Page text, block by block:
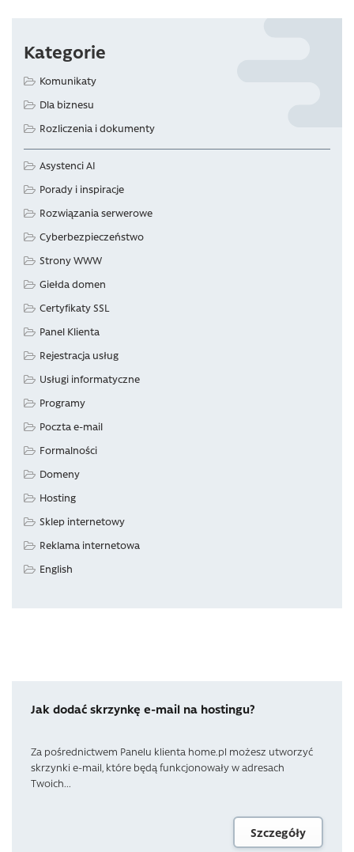
Kategorie
Komunikaty
Dla biznesu
Rozliczenia i dokumenty
Asystenci AI
Porady i inspiracje
Rozwiązania serwerowe
Cyberbezpieczeństwo
Strony WWW
Giełda domen
Certyfikaty SSL
Panel Klienta
Rejestracja usług
Usługi informatyczne
Programy
Poczta e-mail
Formalności
Domeny
Hosting
Sklep internetowy
Reklama internetowa
English
Jak dodać skrzynkę e-mail na hostingu?
Za pośrednictwem Panelu klienta home.pl możesz utworzyć
skrzynki e-mail, które będą funkcjonowały w adresach
Twoich...
Szczegóły